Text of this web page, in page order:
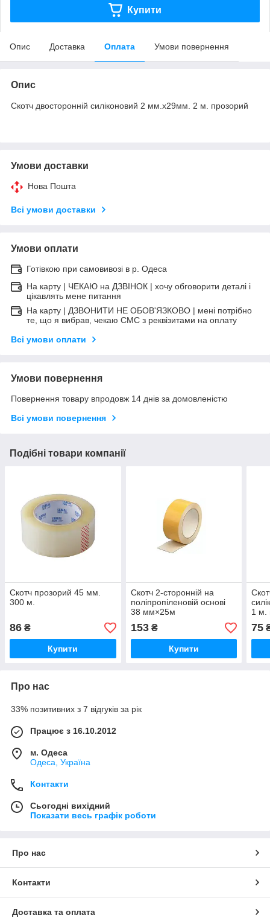
Купити
Опис Доставка Оплата Умови повернення
Опис
Скотч двосторонній силіконовий 2 мм.х29мм. 2 м. прозорий
Умови доставки
Нова Пошта
Всі умови доставки
Умови оплати
Готівкою при самовивозі в р. Одеса
На карту | ЧЕКАЮ на ДЗВІНОК | хочу обговорити деталі і
цікавлять мене питання
На карту | ДЗВОНИТИ НЕ ОБОВ'ЯЗКОВО | мені потрібно
те, що я вибрав, чекаю СМС з реквізитами на оплату
Всі умови оплати
Умови повернення
Повернення товару впродовж 14 днів за домовленістю
Всі умови повернення
Подібні товари компанії
Скотч прозорий 45 мм.
300 м.
86 ₴
Купити
Скотч 2-сторонній на
поліпропіленовій основі
38 мм×25м
153₴
Купити
1 м.
75
Про нас
33% позитивних з 7 відгуків за рік
Працює з 16.10.2012
м. Одеса
Одеса, Україна
Контакти
Сьогодні вихідний
Показати весь графік роботи
Про нас
Контакти
Доставка та оплата